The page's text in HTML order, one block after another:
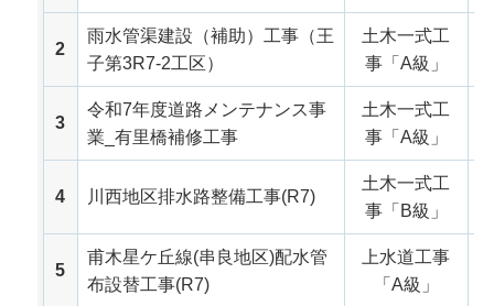
2
雨水管渠建設（補助）工事（王
子第3R7-2工区）
土木一式工
事「A級」
3
令和7年度道路メンテナンス事
業_有里橋補修工事
土木一式工
事「A級」
4 川西地区排水路整備工事(R7)
土木一式工
事「B級」
5
甫木星ケ丘線(串良地区)配水管
布設替工事(R7)
上水道工事
「A級」